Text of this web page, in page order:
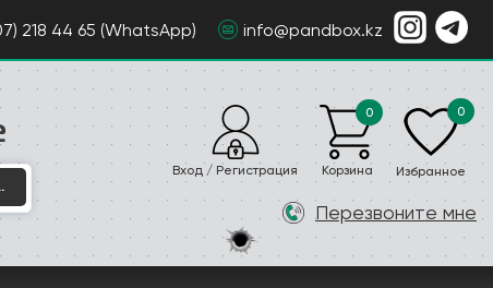
218 44 65 (WhatsApp) info@pandbox.kz
Вход / Регистрация Корзина
0
Избранное
0
Перезвоните мне